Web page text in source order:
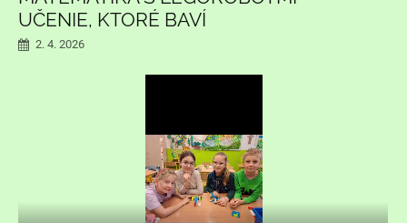
UČENIE, KTORÉ BAVÍ
2. 4. 2026